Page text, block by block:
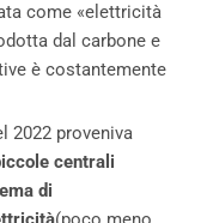
come «elettricità
dal carbone e
è costantemente
2022 proveniva
centrali
di